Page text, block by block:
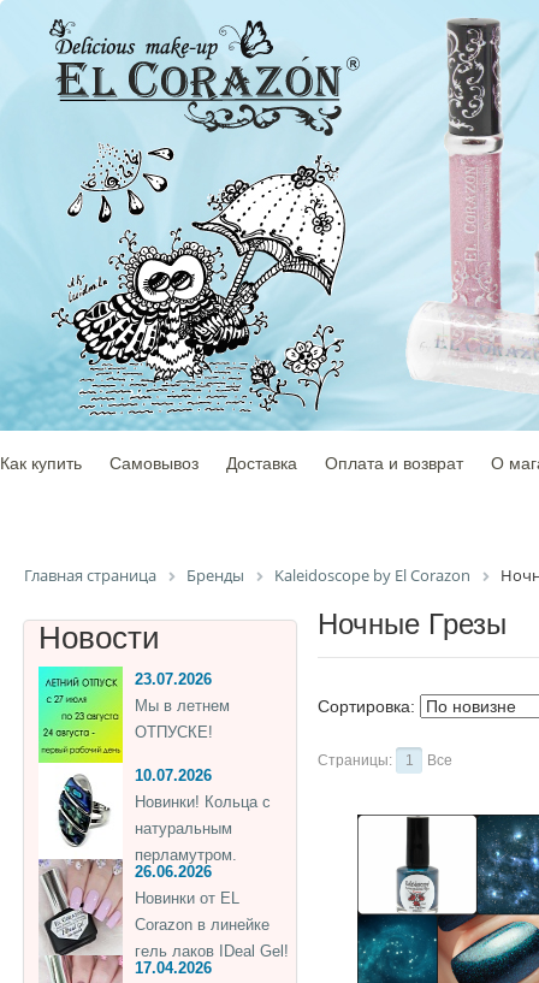
Как купить Самовывоз Доставка Оплата и возврат О
Главная страница Бренды Kaleidoscope by El Corazon
Ночные Грезы
Сортировка:
Страницы: 1 Все
Новости
23.07.2026
Мы в летнем
ОТПУСКЕ!
10.07.2026
Новинки! Кольца с
натуральным
перламутром.
26.06.2026
Новинки от EL
Corazon в линейке
гель лаков IDeal Gel!
17.04.2026